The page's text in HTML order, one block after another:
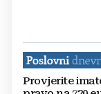
Provjerite